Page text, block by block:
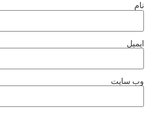
نام
ایمیل
وب‌ سایت